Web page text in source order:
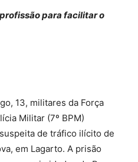
para facilitar o
13, militares da Força
Militar (7º BPM)
de tráfico ilícito de
em Lagarto. A prisão